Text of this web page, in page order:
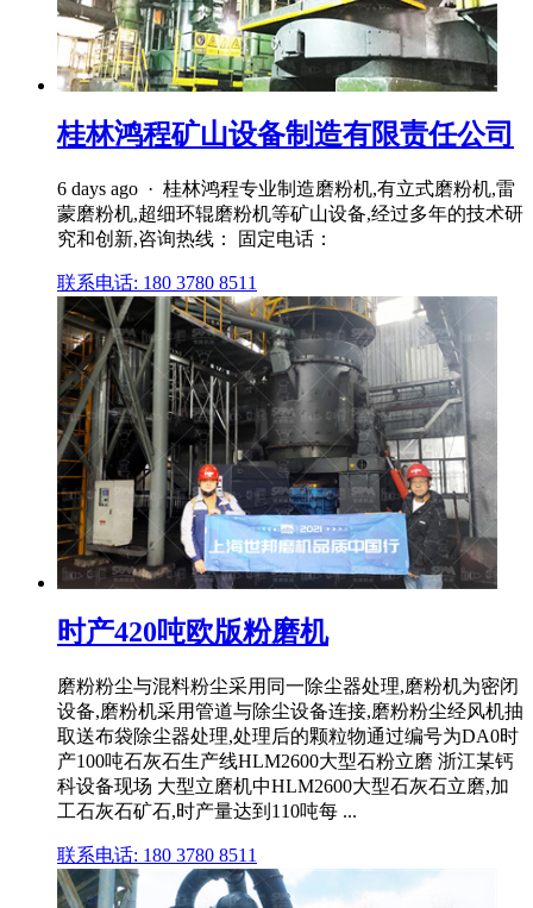
桂林鸿程矿山设备制造有限责任公司
6 days ago · 桂林鸿程专业制造磨粉机,有立式磨粉机,雷
蒙磨粉机,超细环辊磨粉机等矿山设备,经过多年的技术研
究和创新,咨询热线： 固定电话：
联系电话: 180 3780 8511
时产420吨欧版粉磨机
磨粉粉尘与混料粉尘采用同一除尘器处理,磨粉机为密闭
设备,磨粉机采用管道与除尘设备连接,磨粉粉尘经风机抽
取送布袋除尘器处理,处理后的颗粒物通过编号为DA0时
产100吨石灰石生产线HLM2600大型石粉立磨 浙江某钙
科设备现场 大型立磨机中HLM2600大型石灰石立磨,加
工石灰石矿石,时产量达到110吨每 ...
联系电话: 180 3780 8511